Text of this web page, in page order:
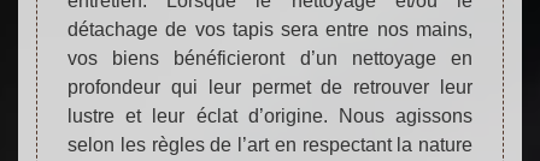
détachage de vos tapis sera entre nos mains,
vos biens bénéficieront d’un nettoyage en
profondeur qui leur permet de retrouver leur
lustre et leur éclat d’origine. Nous agissons
selon les règles de l’art en respectant la nature